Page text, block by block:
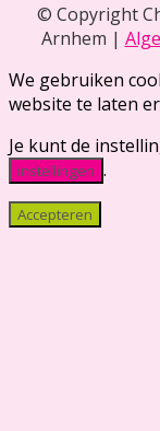
© Copyright
Arnhem |
We gebruiken
website te laten
Je kunt de
instellingen .
Accepteren